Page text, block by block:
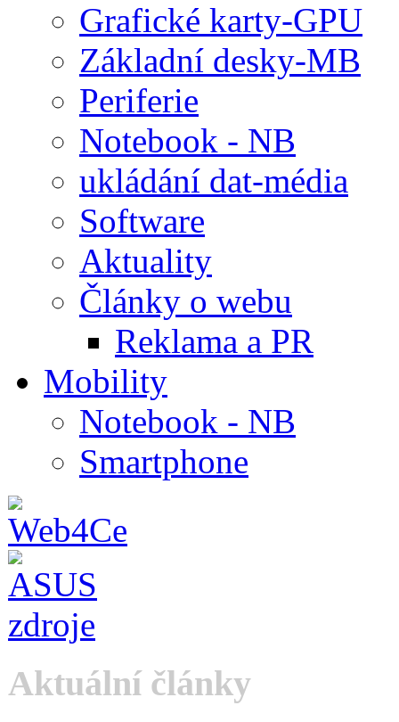
Grafické karty-GPU
Základní desky-MB
Periferie
Notebook - NB
ukládání dat-média
Software
Aktuality
Články o webu
Reklama a PR
Mobility
Notebook - NB
Smartphone
Aktuální články